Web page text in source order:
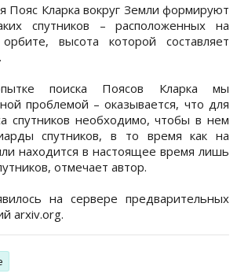
Пояс Кларка вокруг Земли формируют
спутников – расположенных на
высота которой составляет
поиска Поясов Кларка мы
проблемой – оказывается, что для
спутников необходимо, чтобы в нем
спутников, в то время как на
находится в настоящее время лишь
отмечает автор.
на сервере предварительных
arxiv.org.